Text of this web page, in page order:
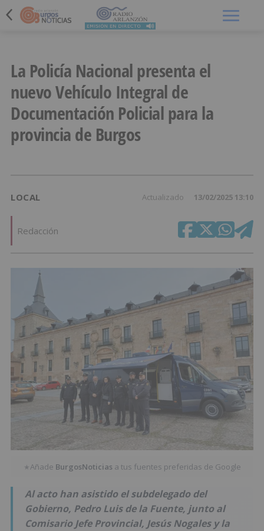
La Policía Nacional presenta el
nuevo Vehículo Integral de
Documentación Policial para la
provincia de Burgos
LOCAL Actualizado 13/02/2025 13:10
Redacción
★Añade BurgosNoticias a tus fuentes preferidas de Google
Al acto han asistido el subdelegado del
Gobierno, Pedro Luis de la Fuente, junto al
Comisario Jefe Provincial, Jesús Nogales y la